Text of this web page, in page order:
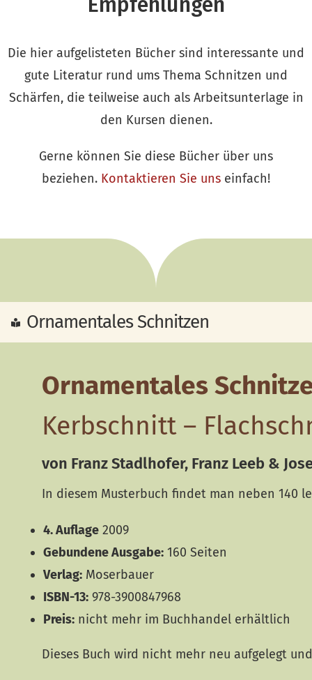
Die hier aufgelisteten Bücher sind interessante und
gute Literatur rund ums Thema Schnitzen und
Schärfen, die teilweise auch als Arbeitsunterlage in
den Kursen dienen.
Gerne können Sie diese Bücher über uns
beziehen. Kontaktieren Sie uns einfach!
Ornamentales Schnitzen
Ornamentales
Kerbschnitt –
von Franz Stadlhofer, Franz Leeb &
In diesem Musterbuch findet man neben 140
4. Auflage 2009
Gebundene Ausgabe: 160 Seiten
Verlag: Moserbauer
ISBN-13: 978-3900847968
Preis: nicht mehr im Buchhandel erhältlich
Dieses Buch wird nicht mehr neu aufgelegt